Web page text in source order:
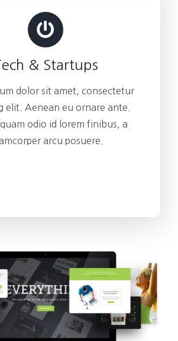
& Startups
dolor sit amet, consectetur
elit. Aenean eu ornare ante.
odio id lorem finibus, a
arcu posuere.